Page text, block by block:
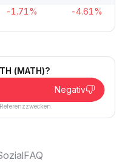
-1.71% -4.61%
(MATH)?
Negativ
FAQ